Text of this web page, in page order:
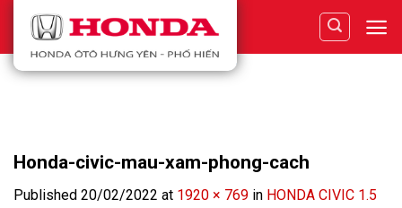
content
Honda-civic-mau-xam-phong-cach
Published 20/02/2022 at 1920 × 769 in HONDA CIVIC 1.5